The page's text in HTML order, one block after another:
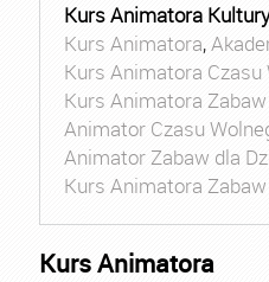
Kurs Animatora Kultury
Kurs Animatora,
Kurs Animatora Czasu
Kurs Animatora
Animator Czasu
Animator Zabaw dla
Kurs Animatora Zabaw
Kurs Animatora